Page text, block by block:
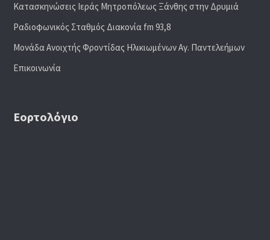
Κατασκηνώσεις Ιεράς Μητροπόλεως Ξάνθης στην Δρυμιά
Ραδιoφωνικός Σταθμός Διακονία fm 93,8
Μονάδα Ανοιχτής Φροντίδας Ηλικιωμένων Αγ. Παντελεήμων
Επικοινωνία
Εορτολόγιο